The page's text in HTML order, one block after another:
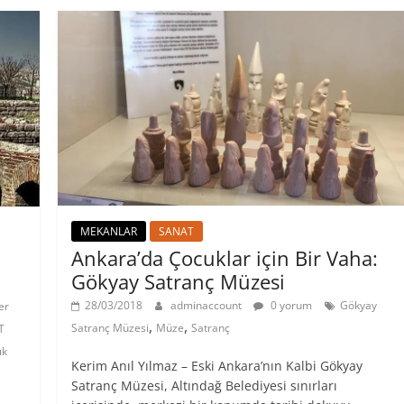
MEKANLAR SANAT
Ankara’da Çocuklar için Bir Vaha:
Gökyay Satranç Müzesi
28/03/2018 adminaccount 0 yorum
Gökyay
Satranç Müzesi, Müze,Satranç
Kerim Anıl Yılmaz – Eski Ankara’nın Kalbi Gökyay
Satranç Müzesi, Altındağ Belediyesi sınırları